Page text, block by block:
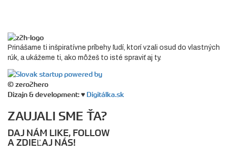
Prinášame ti inšpiratívne príbehy ľudí, ktorí vzali osud do vlastných
rúk, a ukážeme ti, ako môžeš to isté spraviť aj ty.
© zero2hero
Dizajn & development: ♥ Digitálka.sk
ZAUJALI SME ŤA?
DAJ NÁM LIKE, FOLLOW
A ZDIEĽAJ NÁS!